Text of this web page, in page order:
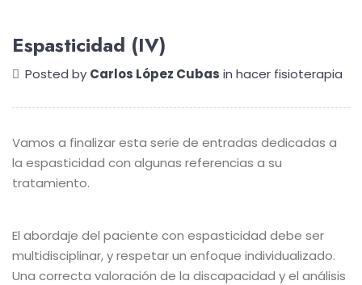
Espasticidad (IV)
Posted by Carlos López Cubas in hacer fisioterapia
Vamos a finalizar esta serie de entradas dedicadas a
la espasticidad con algunas referencias a su
tratamiento.
El abordaje del paciente con espasticidad debe ser
multidisciplinar, y respetar un enfoque individualizado.
Una correcta valoración de la discapacidad y el análisis